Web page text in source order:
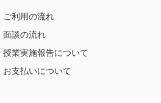
ご利用の流れ
面談の流れ
授業実施報告について
お支払いについて